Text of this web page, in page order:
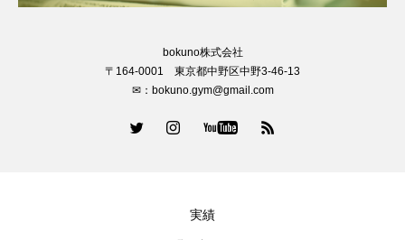
bokuno株式会社
〒164-0001 東京都中野区中野3-46-13
✉：bokuno.gym@gmail.com
実績